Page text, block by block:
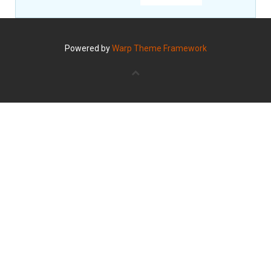
Powered byWarp Theme Framework